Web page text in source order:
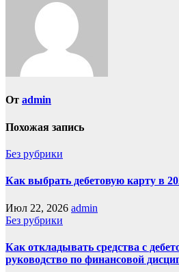
От admin
Похожая запись
Без рубрики
Как выбрать дебетовую карту в
Июл 22, 2026 admin
Без рубрики
Как откладывать средства с
руководство по финансовой